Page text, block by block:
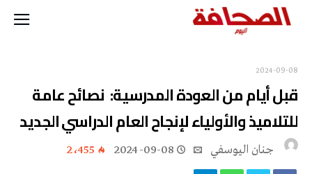
2024-09-08
قبل أيام من العودة المدرسية: نصائح عامة
للتلاميذ والأولياء لإنجاح العام الدراسي الجديد
جنان اليوسفي 2024-09-08 2٬455